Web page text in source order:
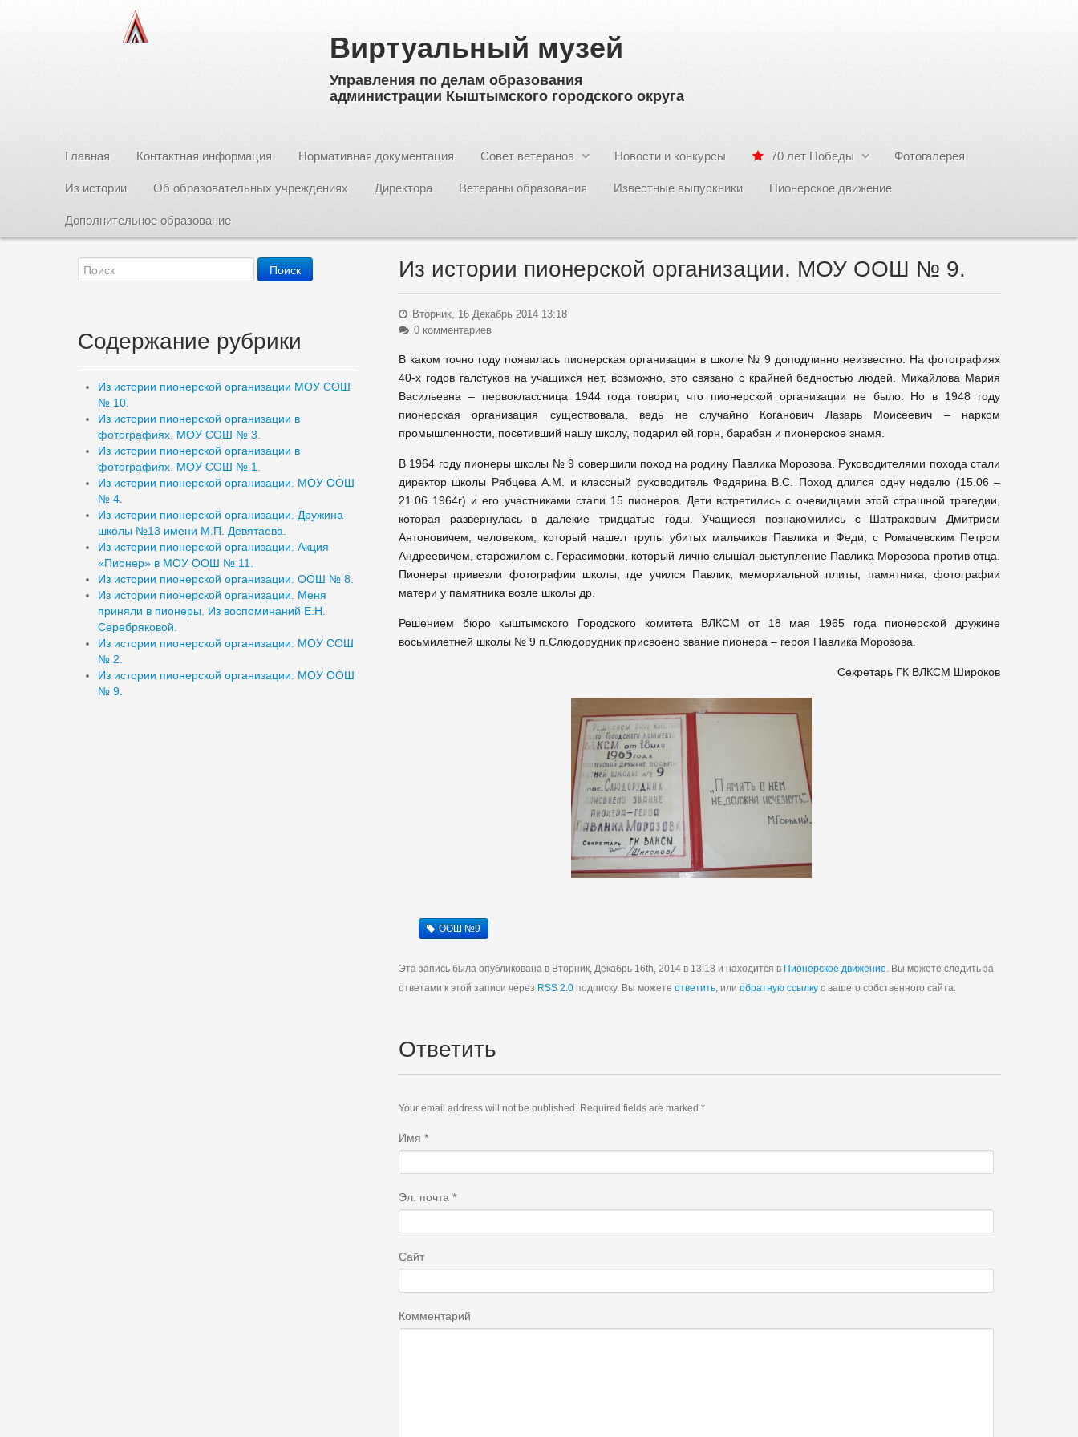
Виртуальный музей
Управления по делам образования
администрации Кыштымского городского округа
Главная Контактная информация Нормативная документация Совет ветеранов Новости и конкурсы 70 лет Победы Фотогалерея
Из истории Об образовательных учреждениях Директора Ветераны образования Известные выпускники Пионерское движение
Дополнительное образование
Из истории пионерской организации. МОУ ООШ № 9.
Вторник, 16 Декабрь 2014 13:18
0 комментариев
В каком точно году появилась пионерская организация в школе № 9 доподлинно неизвестно. На фотографиях
40-х годов галстуков на учащихся нет, возможно, это связано с крайней бедностью людей. Михайлова Мария
Васильевна – первоклассница 1944 года говорит, что пионерской организации не было. Но в 1948 году
пионерская организация существовала, ведь не случайно Коганович Лазарь Моисеевич – нарком
промышленности, посетивший нашу школу, подарил ей горн, барабан и пионерское знамя.
В 1964 году пионеры школы № 9 совершили поход на родину Павлика Морозова. Руководителями похода стали
директор школы Рябцева А.М. и классный руководитель Федярина В.С. Поход длился одну неделю (15.06 –
21.06 1964г) и его участниками стали 15 пионеров. Дети встретились с очевидцами этой страшной трагедии,
которая развернулась в далекие тридцатые годы. Учащиеся познакомились с Шатраковым Дмитрием
Антоновичем, человеком, который нашел трупы убитых мальчиков Павлика и Феди, с Ромачевским Петром
Андреевичем, старожилом с. Герасимовки, который лично слышал выступление Павлика Морозова против отца.
Пионеры привезли фотографии школы, где учился Павлик, мемориальной плиты, памятника, фотографии
матери у памятника возле школы др.
Решением бюро кыштымского Городского комитета ВЛКСМ от 18 мая 1965 года пионерской дружине
восьмилетней школы № 9 п.Слюдорудник присвоено звание пионера – героя Павлика Морозова.
Секретарь ГК ВЛКСМ Широков
ООШ №9
Эта запись была опубликована в Вторник, Декабрь 16th, 2014 в 13:18 и находится в Пионерское движение. Вы можете следить за
ответами к этой записи через RSS 2.0 подписку. Вы можете ответить, или обратную ссылку с вашего собственного сайта.
Ответить
Your email address will not be published. Required fields are marked *
Имя *
Эл. почта *
Сайт
Комментарий
Содержание рубрики
Из истории пионерской организации МОУ СОШ
№ 10.
Из истории пионерской организации в
фотографиях. МОУ СОШ № 3.
Из истории пионерской организации в
фотографиях. МОУ СОШ № 1.
Из истории пионерской организации. МОУ ООШ
№ 4.
Из истории пионерской организации. Дружина
школы №13 имени М.П. Девятаева.
Из истории пионерской организации. Акция
«Пионер» в МОУ ООШ № 11.
Из истории пионерской организации. ООШ № 8.
Из истории пионерской организации. Меня
приняли в пионеры. Из воспоминаний Е.Н.
Серебряковой.
Из истории пионерской организации. МОУ СОШ
№ 2.
Из истории пионерской организации. МОУ ООШ
№ 9.